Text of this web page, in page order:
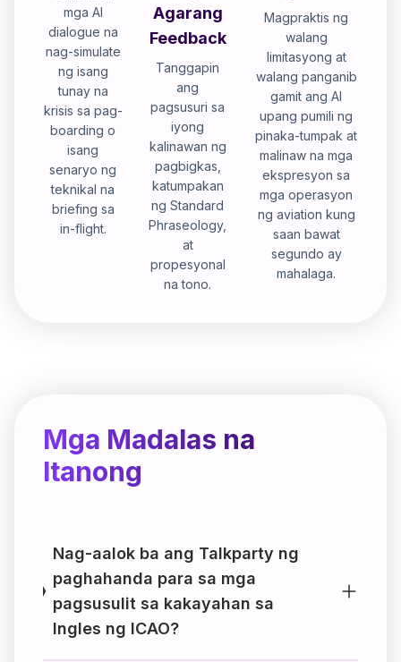
mga AI
dialogue na
nag-simulate
ng isang
tunay na
krisis sa pag-
boarding o
isang
senaryo ng
teknikal na
briefing sa
in-flight.
Agarang
Feedback
Tanggapin
ang
pagsusuri sa
iyong
kalinawan ng
pagbigkas,
katumpakan
ng Standard
Phraseology,
at
propesyonal
na tono.
Magpraktis ng
walang
limitasyong at
walang panganib
gamit ang AI
upang pumili ng
pinaka-tumpak at
malinaw na mga
ekspresyon sa
mga operasyon
ng aviation kung
saan bawat
segundo ay
mahalaga.
Mga Madalas na
Itanong
Nag-aalok ba ang Talkparty ng
paghahanda para sa mga
pagsusulit sa kakayahan sa
Ingles ng ICAO?